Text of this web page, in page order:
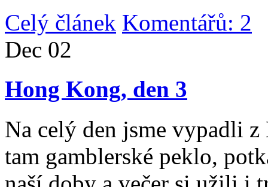
Celý článek Komentářů: 2
Dec 02
Hong Kong, den 3
Na celý den jsme vypadli
tam gamblerské peklo,